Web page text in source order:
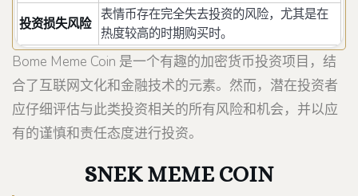
投资损失风险
表情币存在完全失去投资的风险，尤其是在
热度较高的时期购买时。
Bome Meme Coin 是一个有趣的加密货币投资项目，结
合了互联网文化和金融技术的元素。然而，潜在投资者
应仔细评估与此类投资相关的所有风险和机会，并以应
有的谨慎和责任态度进行投资。
SNEK MEME COIN